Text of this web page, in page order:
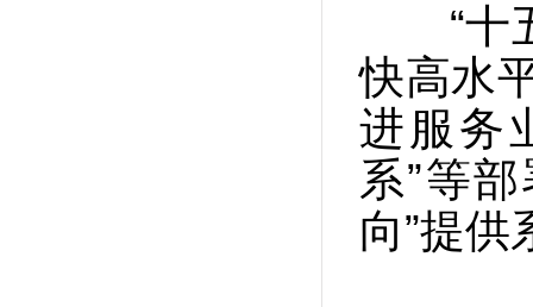
“十五
快高水
进服务
系”等
向”提供